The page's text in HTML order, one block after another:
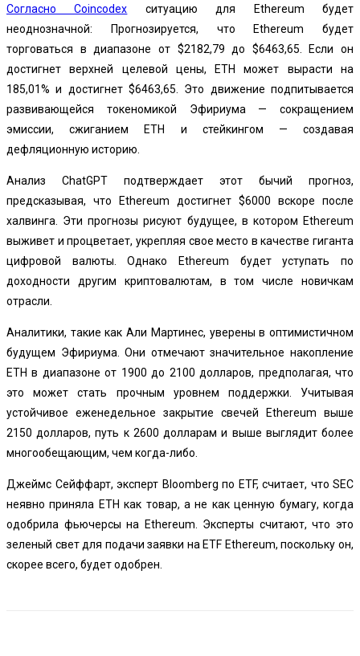
Согласно Coincodex ситуацию для Ethereum будет
неоднозначной: Прогнозируется, что Ethereum будет
торговаться в диапазоне от $2182,79 до $6463,65. Если он
достигнет верхней целевой цены, ETH может вырасти на
185,01%и достигнет $6463,65. Это движение подпитывается
развивающейся токеномикой Эфириума — сокращением
эмиссии, сжиганием ETH и стейкингом — создавая
дефляционную историю.
Анализ ChatGPT подтверждает этот бычий прогноз,
предсказывая, что Ethereum достигнет $6000 вскоре после
халвинга. Эти прогнозы рисуют будущее, в котором Ethereum
выживет и процветает, укрепляя свое место в качестве гиганта
цифровой валюты. Однако Ethereum будет уступать по
доходности другим криптовалютам, в том числе новичкам
отрасли.
Аналитики, такие как Али Мартинес, уверены в оптимистичном
будущем Эфириума. Они отмечают значительное накопление
ETH в диапазоне от 1900 до 2100 долларов, предполагая, что
это может стать прочным уровнем поддержки. Учитывая
устойчивое еженедельное закрытие свечей Ethereum выше
2150 долларов, путь к 2600 долларам и выше выглядит более
многообещающим, чем когда-либо.
Джеймс Сейффарт, эксперт Bloomberg по ETF, считает, что SEC
неявно приняла ETH как товар, а не как ценную бумагу, когда
одобрила фьючерсы на Ethereum. Эксперты считают, что это
зеленый свет для подачи заявки на ETF Ethereum, поскольку он,
скорее всего, будет одобрен.